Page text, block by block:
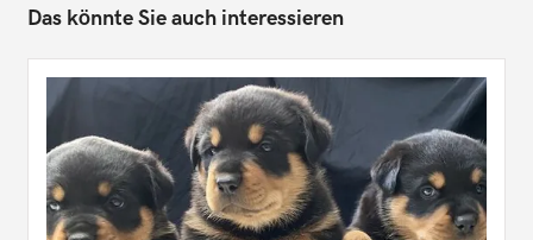
Das könnte Sie auch interessieren